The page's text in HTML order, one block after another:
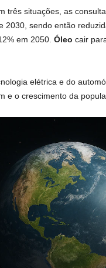
três situações, as
2030, sendo então
em 2050. Óleo cair
elétrica e do
e o crescimento da